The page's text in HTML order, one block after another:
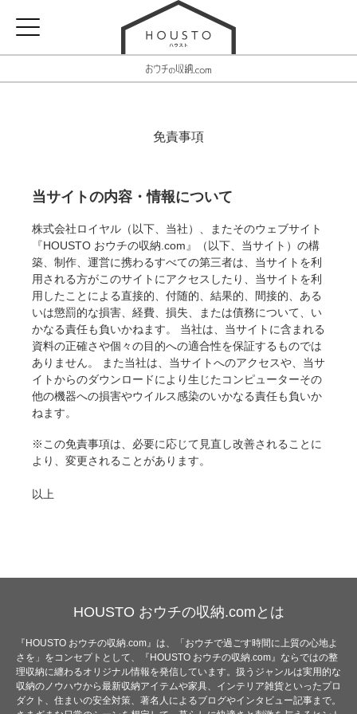
免責事項
当サイトの内容・情報について
株式会社ロイヤル（以下、当社）、またそのウェブサイト
『HOUSTO おウチの収納.com』（以下、当サイト）の構
築、制作、運営に携わるすべての第三者は、当サイトを利
用される方がこのサイトにアクセスしたり、当サイトを利
用したことによる直接的、付随的、結果的、間接的、ある
いは懲罰的な損害、経費、損失、または債務について、い
かなる責任も負いかねます。 当社は、当サイトに含まれる
資料の正確さや個々の目的への適合性を保証するものでは
ありません。 また当社は、当サイトへのアクセスや、当サ
イトからのダウンロードにより生じたコンピューターその
他の機器への損害やウイルス感染のいかなる責任も負いか
ねます。
※この免責事項は、必要に応じて見直し改善されることに
より、変更されることがあります。
以上
HOUSTO おウチの収納.comとは
『HOUSTO おウチの収納.com』は、「おウチで過ごす時間に上質の心地よ
さを」をコンセプトとして、『HOUSTO おウチの収納.com』ならではの整
理収納に纏わるオリジナル情報を発信しています。扱うジャンルは実用的な
収納のノウハウから最新収納アイテムや家具、インテリア雑貨といったプロ
ダクト、住まいの安全対策、著名人によるブログやインタビュー記事まで。